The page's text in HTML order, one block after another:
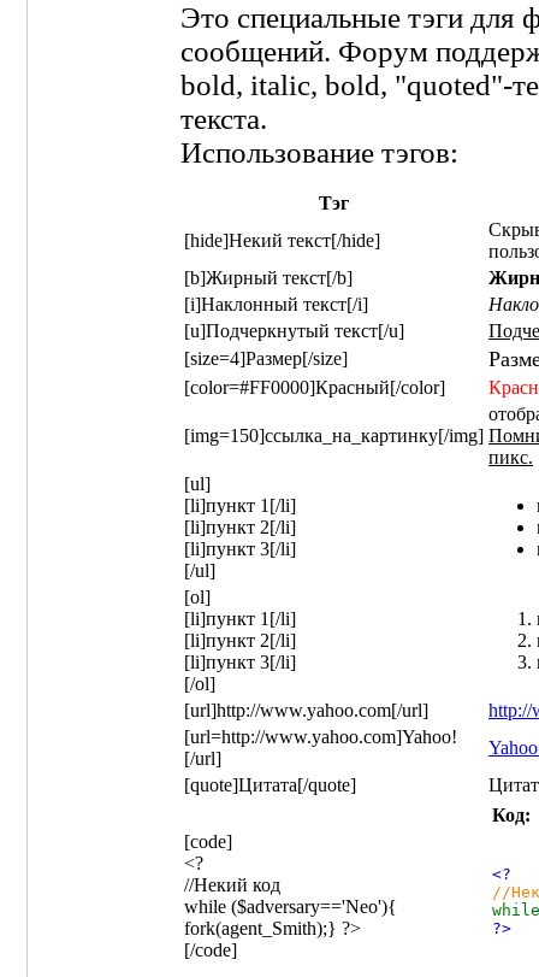
Это специальные тэги для
сообщений. Форум
bold, italic, bold, "quoted"-
текста.
Использование тэгов:
Тэг
[hide]Некий текст[/hide]
[b]Жирный текст[/b]
[i]Наклонный текст[/i]
[u]Подчеркнутый текст[/u]
[size=4]Размер[/size]
[color=#FF0000]Красный[/color]
[img=150]ссылка_на_картинку[/img]
пикс.
[ul]
[li]пункт 1[/li]
[li]пункт 2[/li]
[li]пункт 3[/li]
[/ul]
[ol]
[li]пункт 1[/li]
[li]пункт 2[/li]
[li]пункт 3[/li]
[/ol]
[url]http://www.yahoo.com[/url]
http://
[url=http://www.yahoo.com]Yahoo!
[/url]
[quote]Цитата[/quote]
[code]
<?
//Некий код
while ($adversary=='Neo'){
fork(agent_Smith);} ?>
[/code]
Код:
<?
//
?>